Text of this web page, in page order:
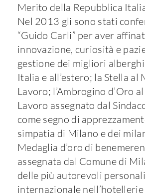
Merito della Repubblica
Nel 2013 gli sono stati
“Guido Carli” per aver
innovazione, curiosità e
gestione dei migliori
Italia e all’estero; la Stella al
Lavoro; l’Ambrogino d’Oro
Lavoro assegnato dal
come segno di
simpatia di Milano e dei
Medaglia d’oro di
assegnata dal Comune di
delle più autorevoli
internazionale